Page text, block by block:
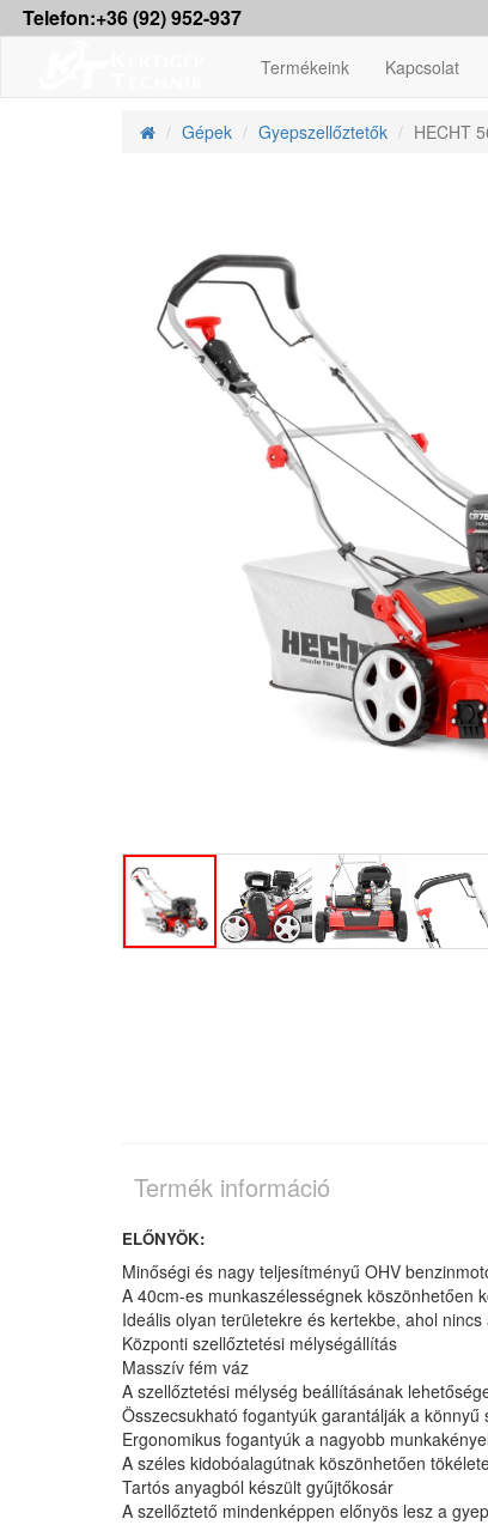
Telefon:+36 (92) 952-937
Termékeink Kapcsolat
Gépek Gyepszellőztetők HECHT
Termék információ
ELŐNYÖK:
Minőségi és nagy teljesítményű OHV
A 40cm-es munkaszélességnek köszönhetően
Ideális olyan területekre és kertekbe, ahol nincs
Központi szellőztetési mélységállítás
Masszív fém váz
A szellőztetési mélység beállításának
Összecsukható fogantyúk garantálják a könnyű
Ergonomikus fogantyúk a nagyobb
A széles kidobóalagútnak köszönhetően
Tartós anyagból készült gyűjtőkosár
A szellőztető mindenképpen előnyös lesz a